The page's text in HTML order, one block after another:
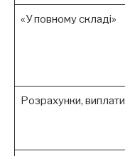
«У повному складі»
Розрахунки, виплати